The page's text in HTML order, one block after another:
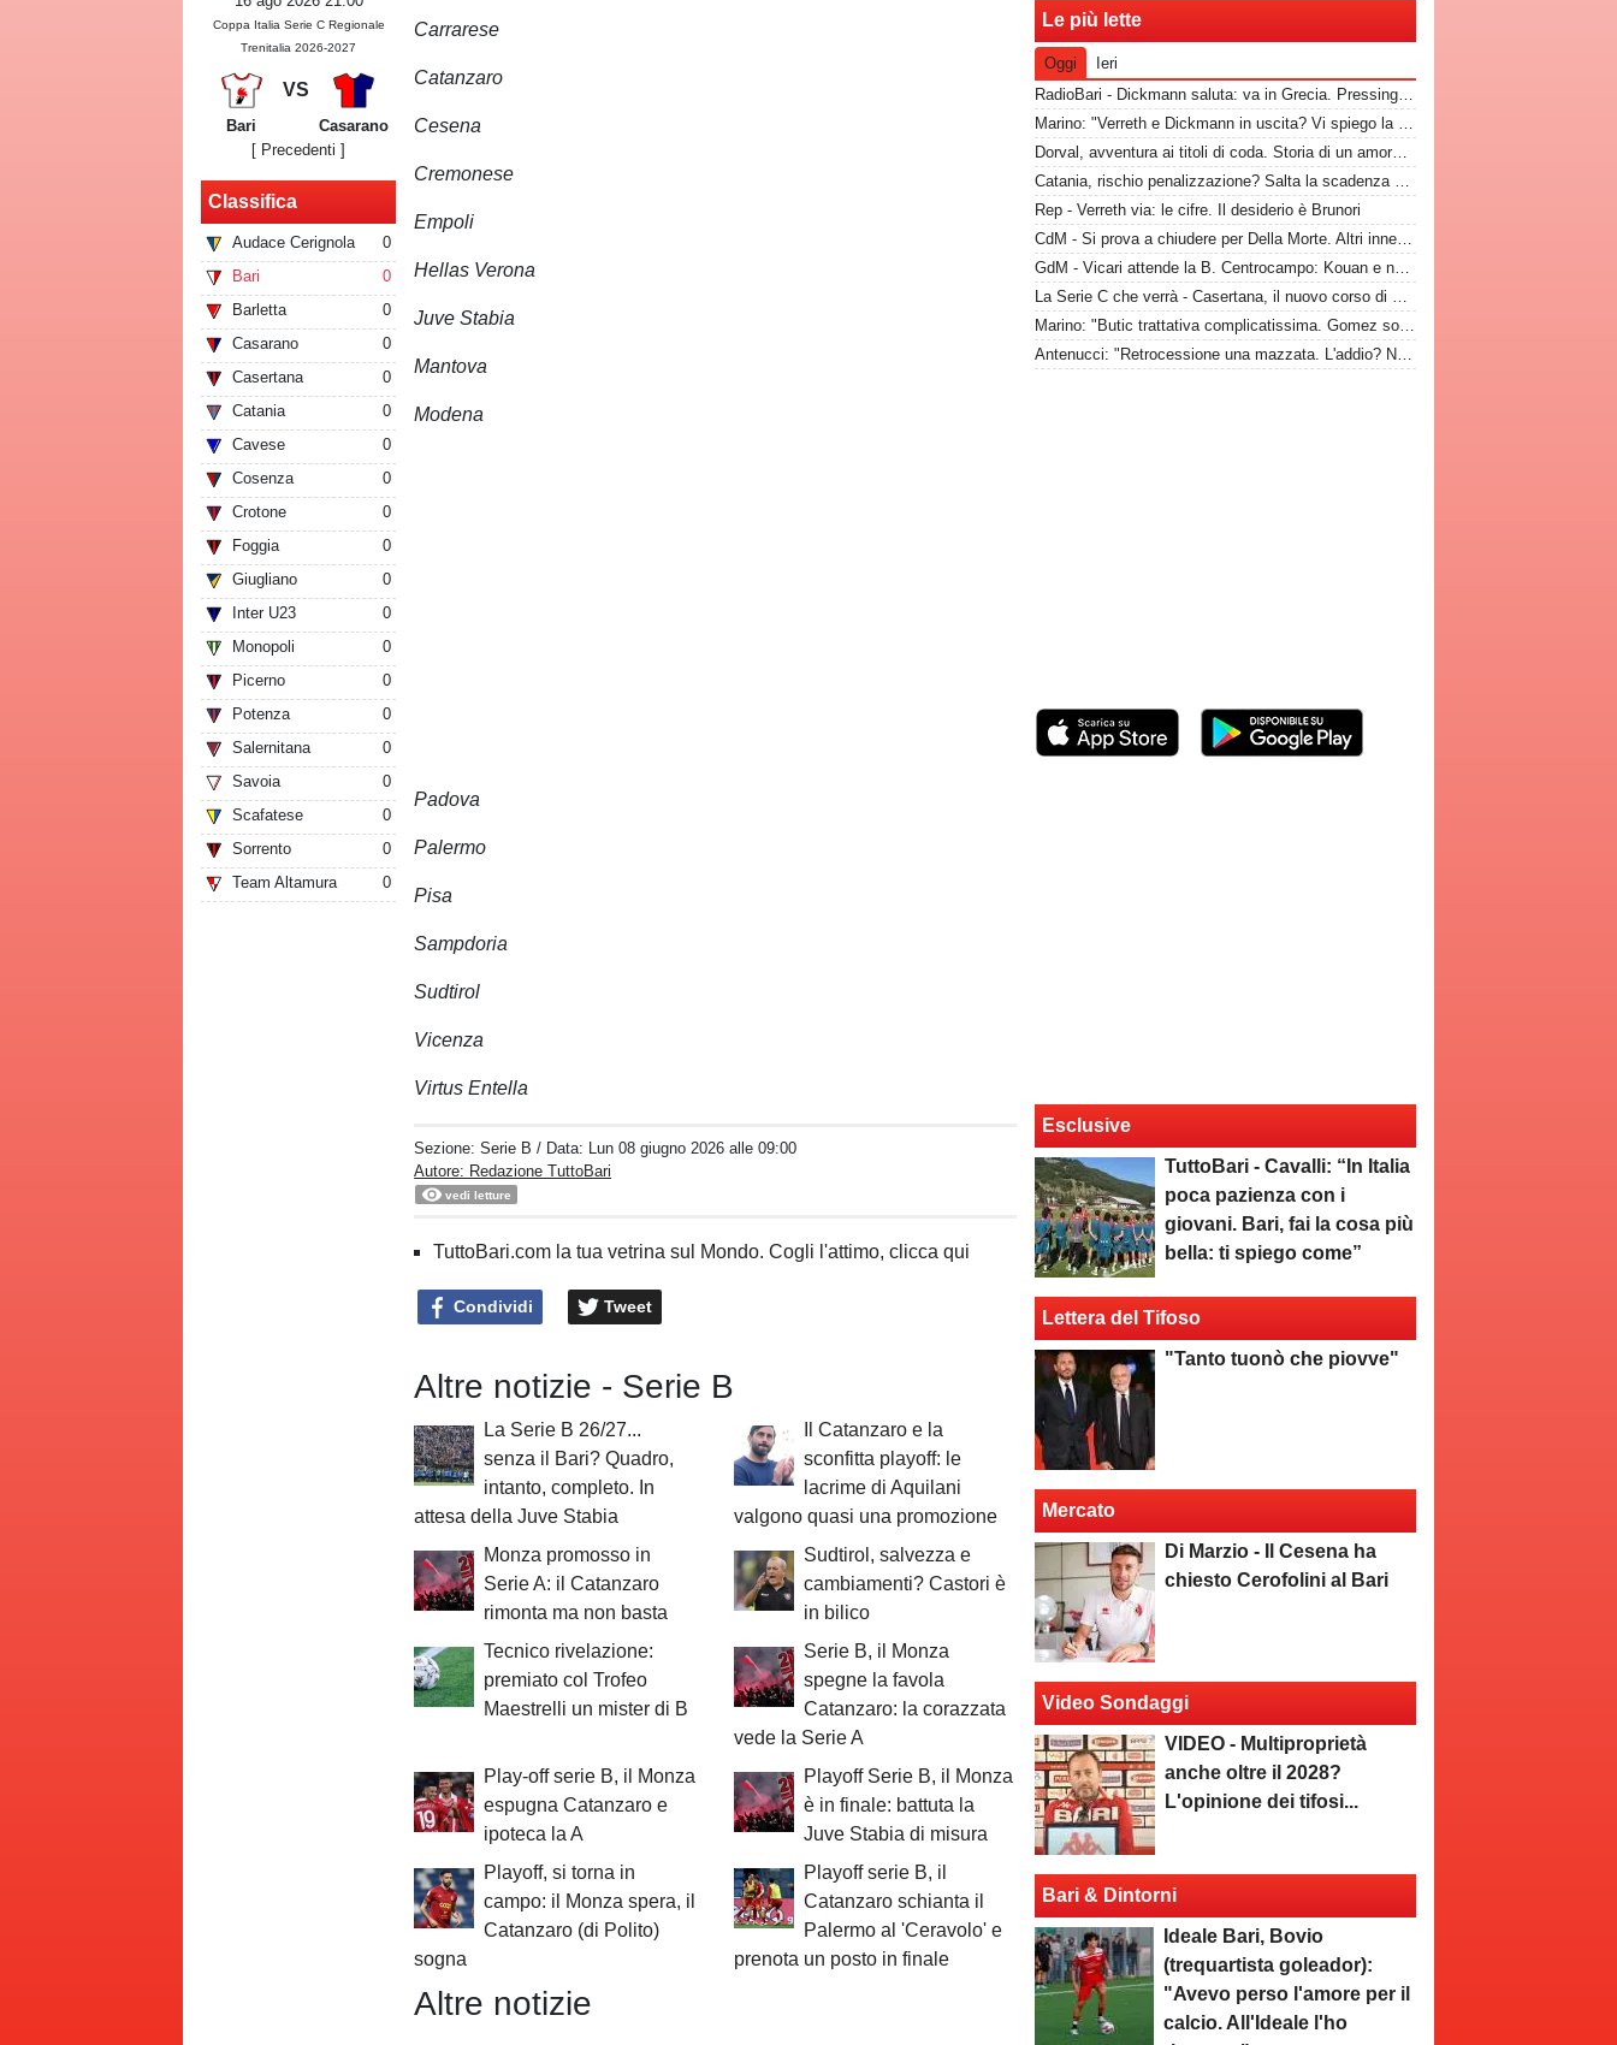
Coppa Italia Serie C Regionale
Trenitalia 2026-2027
VS
Bari
Casarano
[ Precedenti ]
Classifica
Audace Cerignola
0
Bari
0
Barletta
0
Casarano
0
Casertana
0
Catania
0
Cavese
0
Cosenza
0
Crotone
0
Foggia
0
Giugliano
0
Inter U23
0
Monopoli
0
Picerno
0
Potenza
0
Salernitana
0
Savoia
0
Scafatese
0
Sorrento
0
Team Altamura
0
Carrarese
Catanzaro
Cesena
Cremonese
Empoli
Hellas Verona
Juve Stabia
Mantova
Modena
Padova
Palermo
Pisa
Sampdoria
Sudtirol
Vicenza
Virtus Entella
Sezione:Serie B / Data: Lun 08 giugno 2026 alle 09:00
Autore: Redazione TuttoBari
vedi letture
TuttoBari.com la tua vetrina sul Mondo. Cogli l'attimo, clicca qui
Condividi Tweet
Altre notizie - Serie B
La Serie B 26/27...
senza il Bari? Quadro,
intanto, completo. In
attesa della Juve Stabia
Il Catanzaro e la
sconfitta playoff: le
lacrime di Aquilani
valgono quasi una promozione
Monza promosso in
Serie A: il Catanzaro
rimonta ma non basta
Sudtirol, salvezza e
cambiamenti? Castori è
in bilico
Tecnico rivelazione:
premiato col Trofeo
Maestrelli un mister di B
Serie B, il Monza
spegne la favola
Catanzaro: la corazzata
vede la Serie A
Play-off serie B, il Monza
espugna Catanzaro e
ipoteca la A
Playoff Serie B, il Monza
è in finale: battuta la
Juve Stabia di misura
Playoff, si torna in
campo: il Monza spera, il
Catanzaro (di Polito)
sogna
Playoff serie B, il
Catanzaro schianta il
Palermo al 'Ceravolo' e
prenota un posto in finale
Altre notizie
Le più lette
Oggi
Ieri
RadioBari - Dickmann saluta: va in Grecia. Pressing Catanzaro per Dorval, Vicari piace ad una pugliese
Marino: "Verreth e Dickmann in uscita? Vi spiego la situazione"
Dorval, avventura ai titoli di coda. Storia di un amore finito tempo fa
Catania, rischio penalizzazione? Salta la scadenza per la presentazione di fideiussione aggiuntiva
Rep - Verreth via: le cifre. Il desiderio è Brunori
CdM - Si prova a chiudere per Della Morte. Altri innesti? In difesa e a centrocampo
GdM - Vicari attende la B. Centrocampo: Kouan e non solo, ecco i monitorati. Della Morte...
La Serie C che verrà - Casertana, il nuovo corso di Espinal per un'altra stagione da protagonista
Marino: "Butic trattativa complicatissima. Gomez somiglia al Papu"
Antenucci: "Retrocessione una mazzata. L'addio? Non mi sono sentito voluto. Io, Di Cesare e Bianco, la nuova idea"
Esclusive
TuttoBari - Cavalli: “In Italia
poca pazienza con i
giovani. Bari, fai la cosa più
bella: ti spiego come”
Lettera del Tifoso
"Tanto tuonò che piovve"
Mercato
Di Marzio - Il Cesena ha
chiesto Cerofolini al Bari
Video Sondaggi
VIDEO - Multiproprietà
anche oltre il 2028?
L'opinione dei tifosi...
Bari & Dintorni
Ideale Bari, Bovio
(trequartista goleador):
"Avevo perso l'amore per il
calcio. All'Ideale l'ho